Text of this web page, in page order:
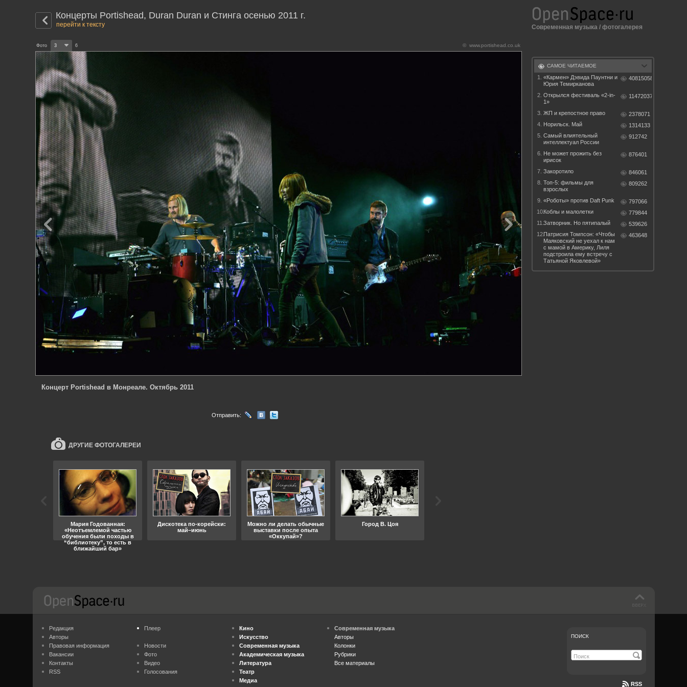
Концерты Portishead, Duran Duran и Стинга осенью 2011 г.
перейти к тексту
© www.portishead.co.uk
Фото 3 6
Концерт Portishead в Монреале. Октябрь 2011
Отправить:
ДРУГИЕ ФОТОГАЛЕРЕИ
Мария Годованная:
«Неотъемлемой частью
обучения были походы в
“библиотеку”, то есть в
ближайший бар»
Дискотека по-корейски:
май–июнь
Можно ли делать обычные
выставки после опыта
«Оккупай»?
Город В. Цоя
Современная музыка / фотогалерея
САМОЕ ЧИТАЕМОЕ
1.
«Кармен» Дэвида Паунтни и
Юрия Темирканова
40815058
2. Открылся фестиваль «2-in-
1»
11472037
3. ЖП и крепостное право
2378071
4. Норильск. Май
1314133
5. Самый влиятельный
интеллектуал России
912742
6. Не может прожить без
ирисок
876401
7. Закоротило
846061
8. Топ-5: фильмы для
взрослых
809262
9. «Роботы» против Daft Punk
797066
10.Коблы и малолетки
779844
11.Затворник. Но пятипалый
539626
12.Патрисия Томпсон: «Чтобы
Маяковский не уехал к нам
с мамой в Америку, Лиля
подстроила ему встречу с
Татьяной Яковлевой»
463648
Редакция
Авторы
Правовая информация
Вакансии
Контакты
RSS
Плеер
Новости
Фото
Видео
Голосования
Кино
Искусство
Современная музыка
Академическая музыка
Литература
Театр
Медиа
Современная музыка
Авторы
Колонки
Рубрики
Все материалы
ПОИСК
RSS